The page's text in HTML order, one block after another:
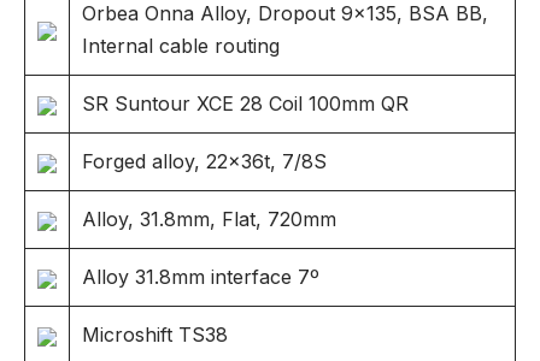
Orbea Onna Alloy, Dropout 9×135, BSA BB,
Internal cable routing
SR Suntour XCE 28 Coil 100mm QR
Forged alloy, 22x36t, 7/8S
Alloy, 31.8mm, Flat, 720mm
Alloy 31.8mm interface 7º
Microshift TS38